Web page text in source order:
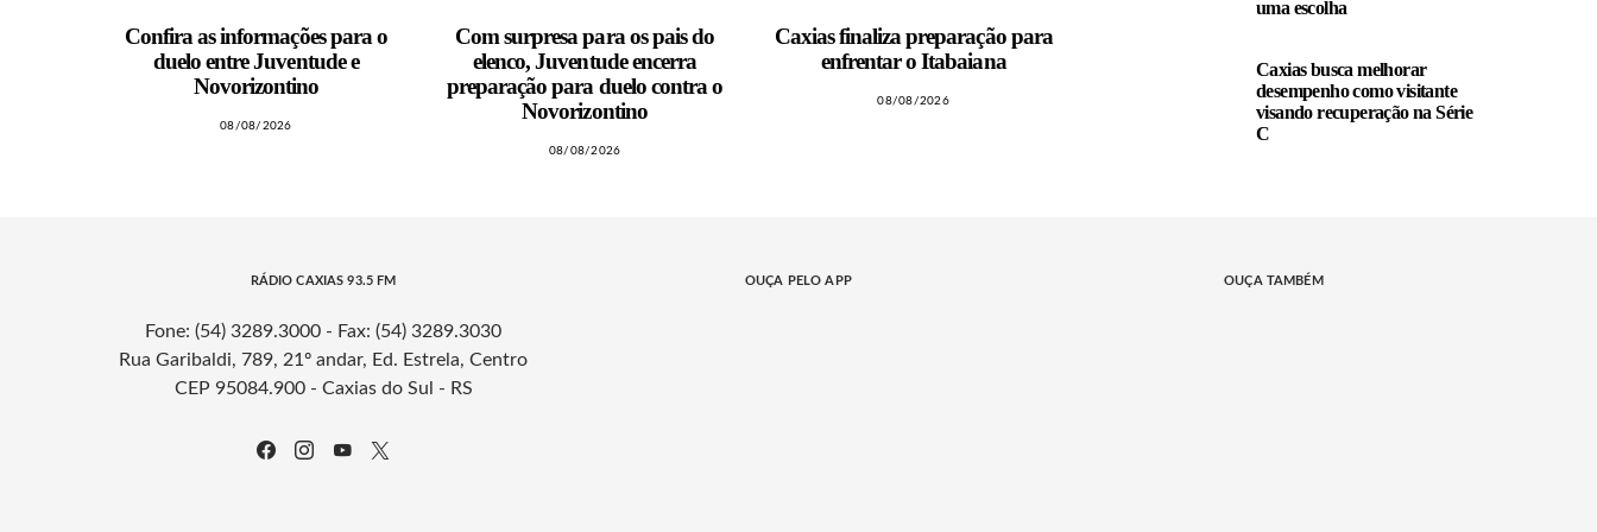
Confira as informações para o
duelo entre Juventude e
Novorizontino
08/08/2026
Com surpresa para os pais do
elenco, Juventude encerra
preparação para duelo contra o
Novorizontino
08/08/2026
Caxias finaliza preparação para
enfrentar o Itabaiana
08/08/2026
uma escolha
Caxias busca melhorar
desempenho como visitante
visando recuperação na Série
C
RÁDIO CAXIAS 93.5 FM
Fone: (54) 3289.3000 - Fax: (54) 3289.3030
Rua Garibaldi, 789, 21º andar, Ed. Estrela, Centro
CEP 95084.900 - Caxias do Sul - RS
OUÇA PELO APP OUÇA TAMBÉM